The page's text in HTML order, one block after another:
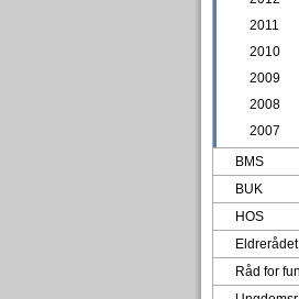
2011
2010
2009
2008
2007
BMS
BUK
HOS
Eldrerådet
Råd for